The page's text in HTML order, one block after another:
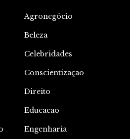
Agronegócio
Beleza
Celebridades
Conscientização
Direito
Educacao
Engenharia